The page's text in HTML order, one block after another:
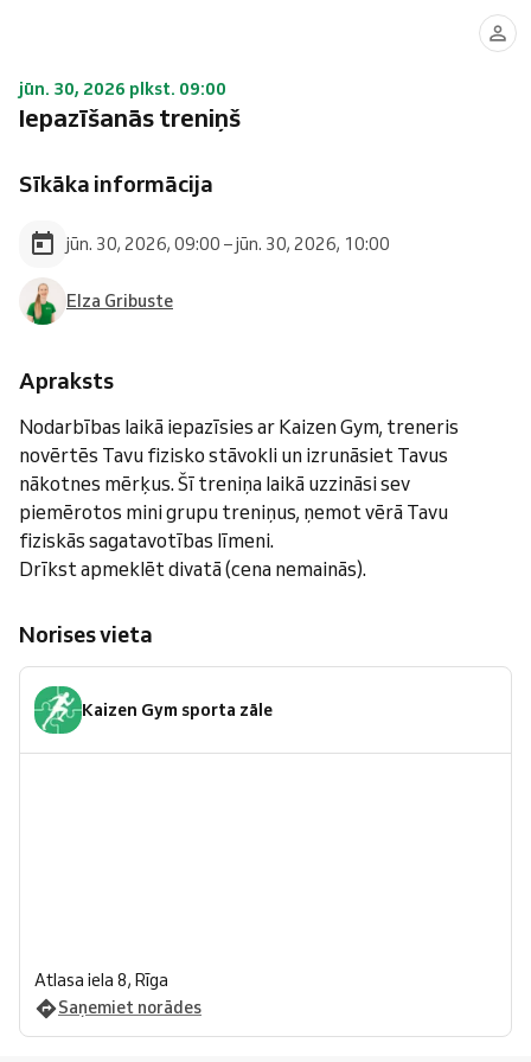
jūn. 30, 2026 plkst. 09:00
Iepazīšanās treniņš
Sīkāka informācija
jūn. 30, 2026, 09:00 – jūn. 30, 2026, 10:00
Elza Gribuste
Apraksts
Nodarbības laikā iepazīsies ar Kaizen Gym, treneris
novērtēs Tavu fizisko stāvokli un izrunāsiet Tavus
nākotnes mērķus. Šī treniņa laikā uzzināsi sev
piemērotos mini grupu treniņus, ņemot vērā Tavu
fiziskās sagatavotības līmeni.
Drīkst apmeklēt divatā (cena nemainās).
Norises vieta
Kaizen Gym sporta zāle
Atlasa iela 8, Rīga
Saņemiet norādes